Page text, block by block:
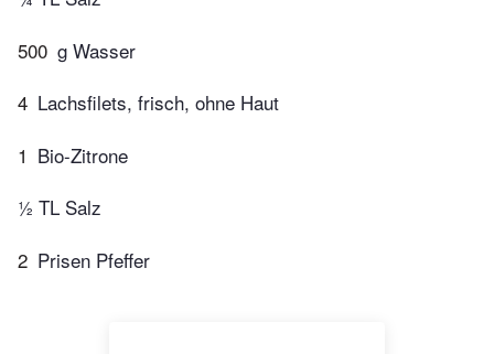
500 g Wasser
4 Lachsfilets, frisch, ohne Haut
1 Bio-Zitrone
½ TL Salz
2 Prisen Pfeffer